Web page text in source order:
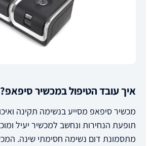
איך עובד הטיפול במכשיר סיפאפ?
מכשיר סיפאפ מסייע בנשימה תקינה
תופעת הנחירות ונחשב למכשיר יעיל
מתסמונת דום נשימה חסימתי שינה.